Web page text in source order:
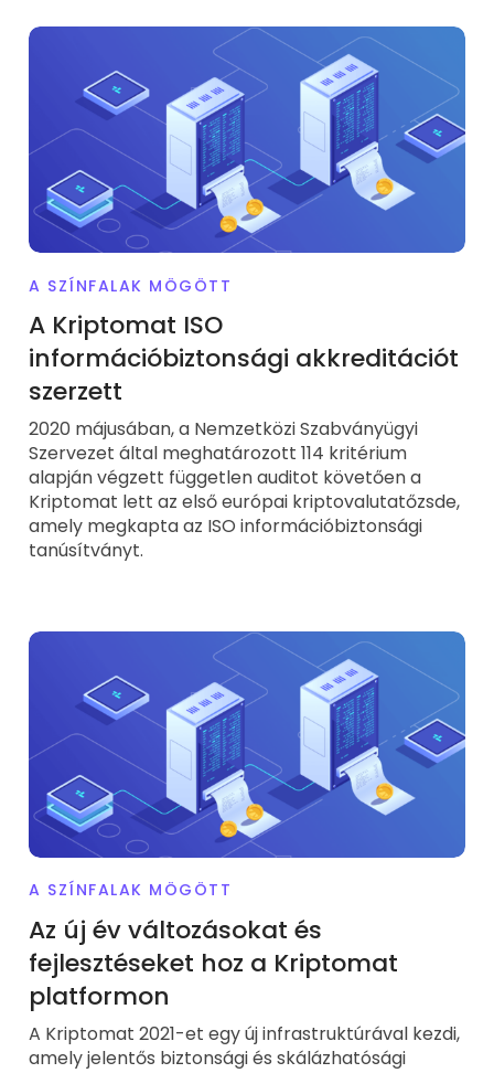
A SZÍNFALAK MÖGÖTT
A Kriptomat ISO
információbiztonsági akkreditációt
szerzett
2020 májusában, a Nemzetközi Szabványügyi
Szervezet által meghatározott 114 kritérium
alapján végzett független auditot követően a
Kriptomat lett az első európai kriptovalutatőzsde,
amely megkapta az ISO információbiztonsági
tanúsítványt.
A SZÍNFALAK MÖGÖTT
Az új év változásokat és
fejlesztéseket hoz a Kriptomat
platformon
A Kriptomat 2021-et egy új infrastruktúrával kezdi,
amely jelentős biztonsági és skálázhatósági